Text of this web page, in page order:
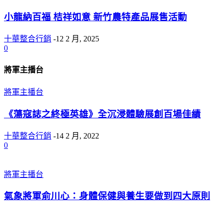
小龍納百福 桔祥如意 新竹農特產品展售活動
十華整合行銷 -12 2 月, 2025
0
將軍主播台
將軍主播台
《蕩寇誌之終極英雄》全沉浸體驗展創百場佳績
十華整合行銷 -14 2 月, 2022
0
將軍主播台
氣象將軍俞川心：身體保健與養生要做到四大原則